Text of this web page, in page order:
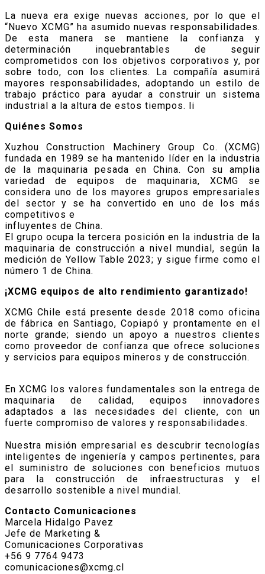
La nueva era exige nuevas acciones, por lo que el
“Nuevo XCMG” ha asumido nuevas responsabilidades.
De esta manera se mantiene la confianza y
determinación inquebrantables de seguir
comprometidos con los objetivos corporativos y, por
sobre todo, con los clientes. La compañía asumirá
mayores responsabilidades, adoptando un estilo de
trabajo práctico para ayudar a construir un sistema
industrial a la altura de estos tiempos. li
Quiénes Somos
Xuzhou Construction Machinery Group Co. (XCMG)
fundada en 1989 se ha mantenido líder en la industria
de la maquinaria pesada en China. Con su amplia
variedad de equipos de maquinaria, XCMG se
considera uno de los mayores grupos empresariales
del sector y se ha convertido en uno de los más
competitivos e
influyentes de China.
El grupo ocupa la tercera posición en la industria de la
maquinaria de construcción a nivel mundial, según la
medición de Yellow Table 2023; y sigue firme como el
número 1 de China.
¡XCMG equipos de alto rendimiento garantizado!
XCMG Chile está presente desde 2018 como oficina
de fábrica en Santiago, Copiapó y prontamente en el
norte grande; siendo un apoyo a nuestros clientes
como proveedor de confianza que ofrece soluciones
y servicios para equipos mineros y de construcción.
En XCMG los valores fundamentales son la entrega de
maquinaria de calidad, equipos innovadores
adaptados a las necesidades del cliente, con un
fuerte compromiso de valores y responsabilidades.
Nuestra misión empresarial es descubrir tecnologías
inteligentes de ingeniería y campos pertinentes, para
el suministro de soluciones con beneficios mutuos
para la construcción de infraestructuras y el
desarrollo sostenible a nivel mundial.
Contacto Comunicaciones
Marcela Hidalgo Pavez
Jefe de Marketing &
Comunicaciones Corporativas
+56 9 7764 9473
comunicaciones@xcmg.cl